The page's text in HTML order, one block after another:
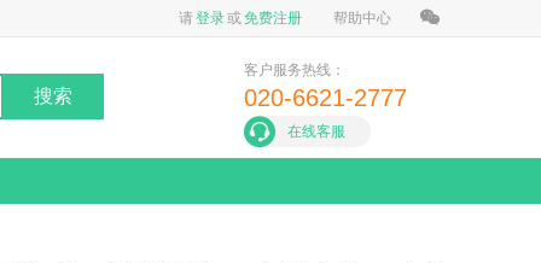
请登录或免费注册 帮助中心
搜索
客户服务热线：
020-6621-2777
在线客服